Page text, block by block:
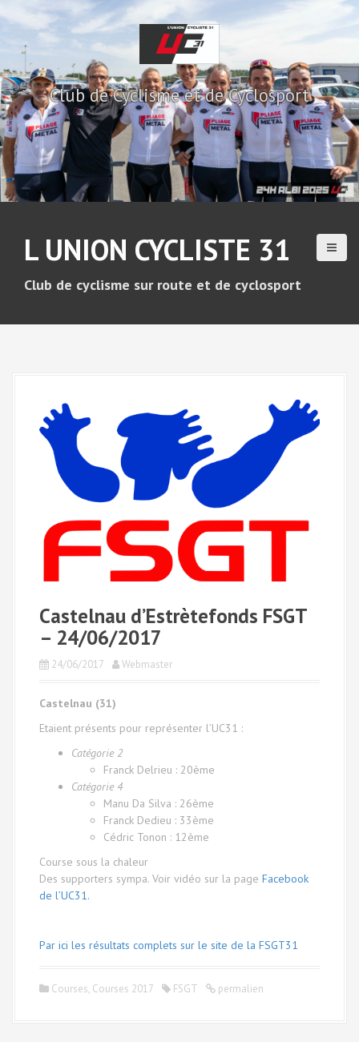
r
a
u
c
o
n
t
e
i
Club de Cyclisme et de Cyclosport
L UNION CYCLISTE 31
Club de cyclisme sur route et de cyclosport
Castelnau d’Estrètefonds FSGT
– 24/06/2017
24/06/2017 Webmaster
Castelnau (31)
Etaient présents pour représenter l’UC31 :
Catégorie 2
Franck Delrieu : 20ème
Catégorie 4
Manu Da Silva : 26ème
Franck Dedieu : 33ème
Cédric Tonon : 12ème
Course sous la chaleur
Des supporters sympa. Voir vidéo sur la page Facebook
de l’UC31.
Par ici les résultats complets sur le site de la FSGT31
Courses, Courses 2017 FSGT permalien